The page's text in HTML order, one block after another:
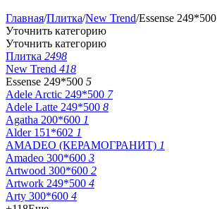
Главная/Плитка/New Trend/Essense 249*500
Уточнить категорию
Уточнить категорию
Плитка 2498
New Trend 418
Essense 249*500 5
Adele Arctic 249*500 7
Adele Latte 249*500 8
Agatha 200*600 1
Alder 151*602 1
AMADEO (КЕРАМОГРАНИТ) 1
Amadeo 300*600 3
Artwood 300*600 2
Artwork 249*500 4
Arty 300*600 4